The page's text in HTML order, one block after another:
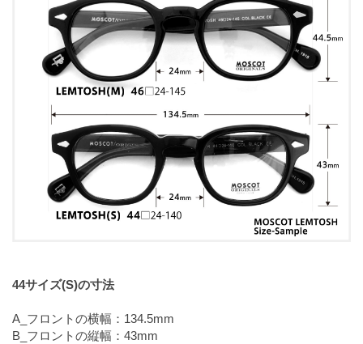
44サイズ(S)の寸法
A_フロントの横幅：134.5mm
B_フロントの縦幅：43mm